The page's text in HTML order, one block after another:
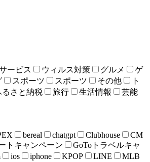
ービス ウィルス対策 グルメ
ゲ
スポーツ スポーツ その他
ト
るさと納税 旅行 生活情報 芸能
bereal chatgpt Clubhouse
CM
トキャンペーン
GoToトラベルキャ
ios iphone KPOP LINE
MLB